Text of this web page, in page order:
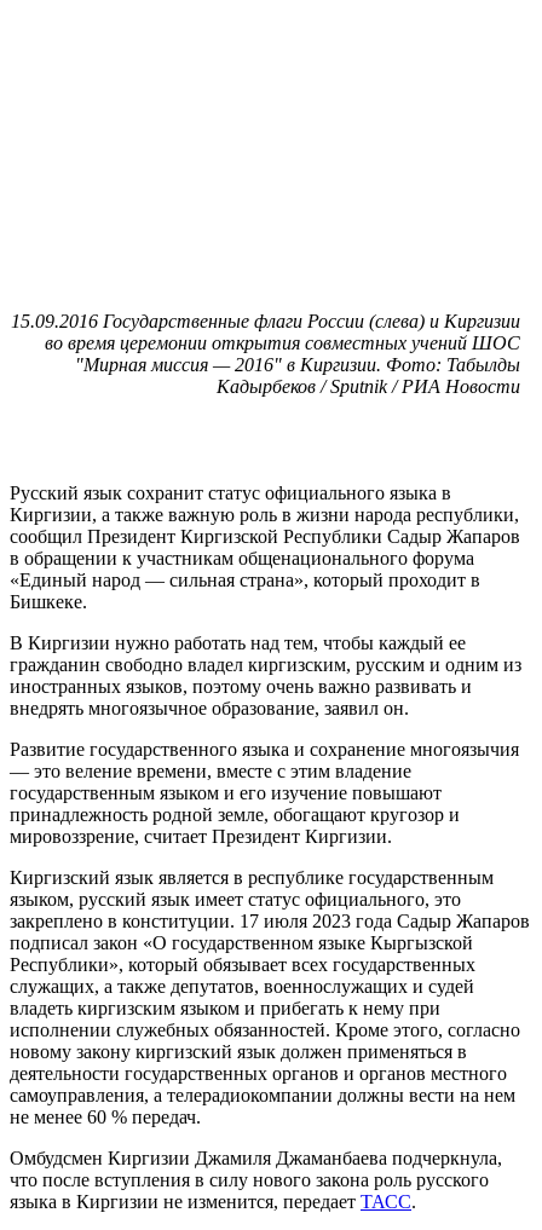
15.09.2016 Государственные флаги России (слева) и Киргизии
во время церемонии открытия совместных учений ШОС
"Мирная миссия — 2016" в Киргизии. Фото: Табылды
Кадырбеков / Sputnik / РИА Новости
Русский язык сохранит статус официального языка в
Киргизии, а также важную роль в жизни народа республики,
сообщил Президент Киргизской Республики Садыр Жапаров
в обращении к участникам общенационального форума
«Единый народ — сильная страна», который проходит в
Бишкеке.
В Киргизии нужно работать над тем, чтобы каждый ее
гражданин свободно владел киргизским, русским и одним из
иностранных языков, поэтому очень важно развивать и
внедрять многоязычное образование, заявил он.
Развитие государственного языка и сохранение многоязычия
— это веление времени, вместе с этим владение
государственным языком и его изучение повышают
принадлежность родной земле, обогащают кругозор и
мировоззрение, считает Президент Киргизии.
Киргизский язык является в республике государственным
языком, русский язык имеет статус официального, это
закреплено в конституции. 17 июля 2023 года Садыр Жапаров
подписал закон «О государственном языке Кыргызской
Республики», который обязывает всех государственных
служащих, а также депутатов, военнослужащих и судей
владеть киргизским языком и прибегать к нему при
исполнении служебных обязанностей. Кроме этого, согласно
новому закону киргизский язык должен применяться в
деятельности государственных органов и органов местного
самоуправления, а телерадиокомпании должны вести на нем
не менее 60 % передач.
Омбудсмен Киргизии Джамиля Джаманбаева подчеркнула,
что после вступления в силу нового закона роль русского
языка в Киргизии не изменится, передает ТАСС.